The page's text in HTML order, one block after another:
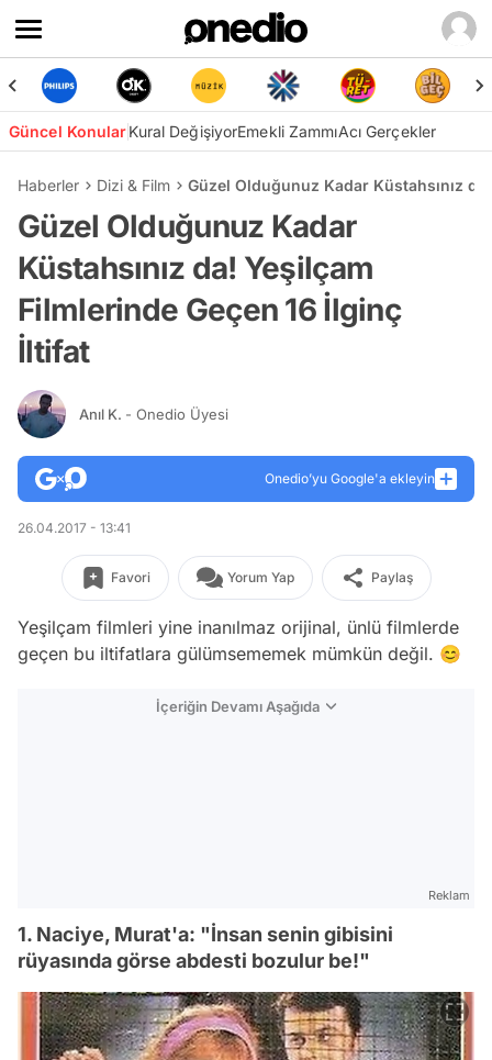
Güncel KonularKural DeğişiyorEmekli ZammıAcı Gerçekler
Haberler Dizi & Film Güzel Olduğunuz Kadar Küstahsınız
Güzel Olduğunuz Kadar
Küstahsınız da! Yeşilçam
Filmlerinde Geçen 16 İlginç
İltifat
Anıl K. - Onedio Üyesi
Onedio’yu Google'a ekleyin
26.04.2017 - 13:41
Favori Yorum Yap Paylaş
Yeşilçam filmleri yine inanılmaz orijinal, ünlü filmlerde
geçen bu iltifatlara gülümsememek mümkün değil. 😊
İçeriğin Devamı Aşağıda
Reklam
1. Naciye, Murat'a: "İnsan senin gibisini
rüyasında görse abdesti bozulur be!"